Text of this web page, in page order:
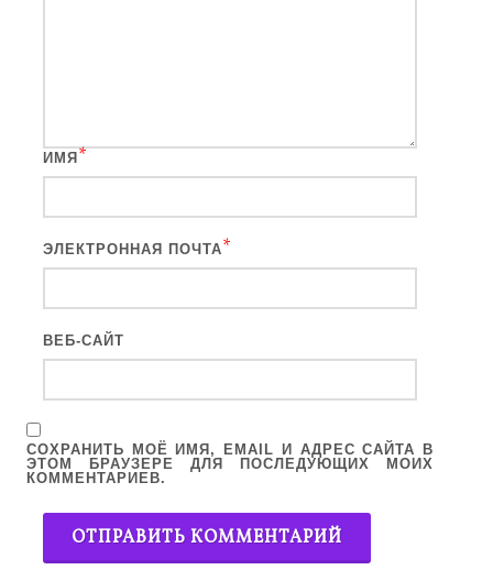
ИМЯ *
ЭЛЕКТРОННАЯ ПОЧТА*
ВЕБ-САЙТ
СОХРАНИТЬ МОЁ ИМЯ, EMAIL И АДРЕС САЙТА В
ЭТОМ БРАУЗЕРЕ ДЛЯ ПОСЛЕДУЮЩИХ МОИХ
КОММЕНТАРИЕВ.